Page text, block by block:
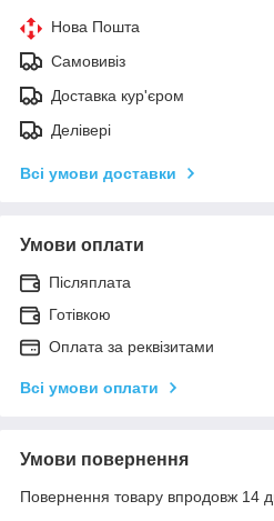
Нова Пошта
Самовивіз
Доставка кур'єром
Делівері
Всі умови доставки
Умови оплати
Післяплата
Готівкою
Оплата за реквізитами
Всі умови оплати
Умови повернення
Повернення товару впродовж 14